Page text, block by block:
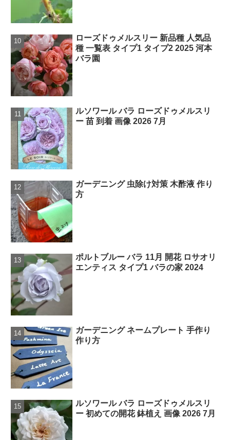
ローズドゥメルスリー 新品種 人気品
種 一覧表 タイプ1 タイプ2 2025 河本
バラ園
ルソワール バラ ローズドゥメルスリ
ー 苗 到着 画像 2026 7月
ガーデニング 虫除け対策 木酢液 作り
方
ポルトブルー バラ 11月 開花 ロサオリ
エンティス タイプ1 バラの家 2024
ガーデニング ネームプレート 手作り
作り方
ルソワール バラ ローズドゥメルスリ
ー 初めての開花 鉢植え 画像 2026 7月